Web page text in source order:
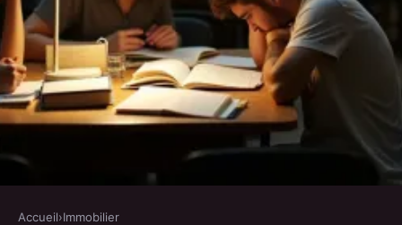
Accueil›Immobilier